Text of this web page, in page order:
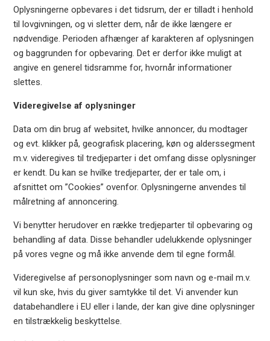
Oplysningerne opbevares i det tidsrum, der er tilladt i henhold
til lovgivningen, og vi sletter dem, når de ikke længere er
nødvendige. Perioden afhænger af karakteren af oplysningen
og baggrunden for opbevaring. Det er derfor ikke muligt at
angive en generel tidsramme for, hvornår informationer
slettes.
Videregivelse af oplysninger
Data om din brug af websitet, hvilke annoncer, du modtager
og evt. klikker på, geografisk placering, køn og alderssegment
m.v. videregives til tredjeparter i det omfang disse oplysninger
er kendt. Du kan se hvilke tredjeparter, der er tale om, i
afsnittet om ”Cookies” ovenfor. Oplysningerne anvendes til
målretning af annoncering.
Vi benytter herudover en række tredjeparter til opbevaring og
behandling af data. Disse behandler udelukkende oplysninger
på vores vegne og må ikke anvende dem til egne formål.
Videregivelse af personoplysninger som navn og e-mail m.v.
vil kun ske, hvis du giver samtykke til det. Vi anvender kun
databehandlere i EU eller i lande, der kan give dine oplysninger
en tilstrækkelig beskyttelse.